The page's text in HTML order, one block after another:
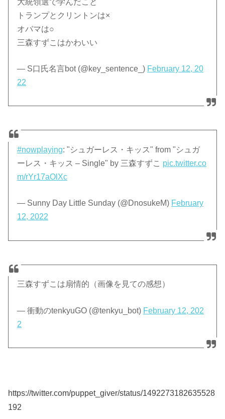
大統領選で学んだこと
トランプとクリントンは×
オバマは○
三森すずこはかわいい
— S口氏名言bot (@key_sentence_) February 12, 20
22
#nowplaying: "シュガーレス・キッス" from "シュガ
ーレス・キッス – Single" by 三森すずこ pic.twitter.co
m/rYr17aOlXc
— Sunny Day Little Sunday (@DnosukeM) February
12, 2022
三森すずこは扇情的（画像を見ての感想）
— 衝動のtenkyuGO (@tenkyu_bot) February 12, 202
2
https://twitter.com/puppet_giver/status/1492273182635528
192